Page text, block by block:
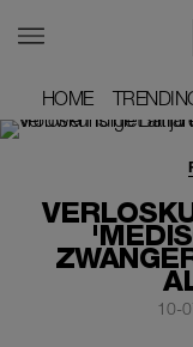
HOME
HOME TRENDING
10-